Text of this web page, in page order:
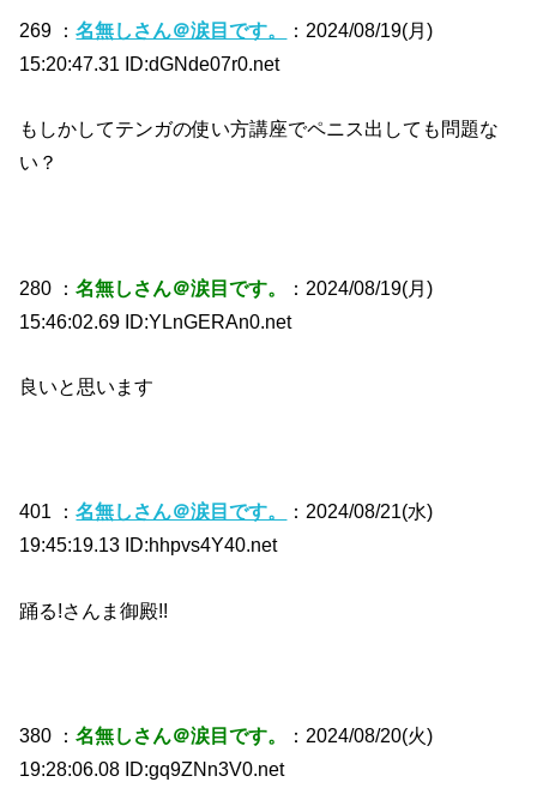
269 ：名無しさん＠涙目です。
：2024/08/19(月)
15:20:47.31 ID:dGNde07r0.net
もしかしてテンガの使い方講座でペニス出しても問題な
い？
280 ：名無しさん＠涙目です。
：2024/08/19(月)
15:46:02.69 ID:YLnGERAn0.net
良いと思います
401 ：名無しさん＠涙目です。
：2024/08/21(水)
19:45:19.13 ID:hhpvs4Y40.net
踊る!さんま御殿!!
380 ：名無しさん＠涙目です。
：2024/08/20(火)
19:28:06.08 ID:gq9ZNn3V0.net